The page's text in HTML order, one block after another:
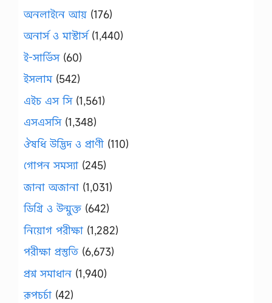
অনলাইনে আয় (176)
অনার্স ও মাস্টার্স(1,440)
ই-সার্ভিস(60)
ইসলাম(542)
এইচ এস সি(1,561)
এসএসসি(1,348)
ঔষধি উদ্ভিদ ও প্রাণী (110)
গোপন সমস্যা (245)
জানা অজানা (1,031)
ডিগ্রি ও উন্মুক্ত (642)
নিয়োগ পরীক্ষা (1,282)
পরীক্ষা প্রস্তুতি (6,673)
প্রশ্ন সমাধান (1,940)
রূপচর্চা (42)